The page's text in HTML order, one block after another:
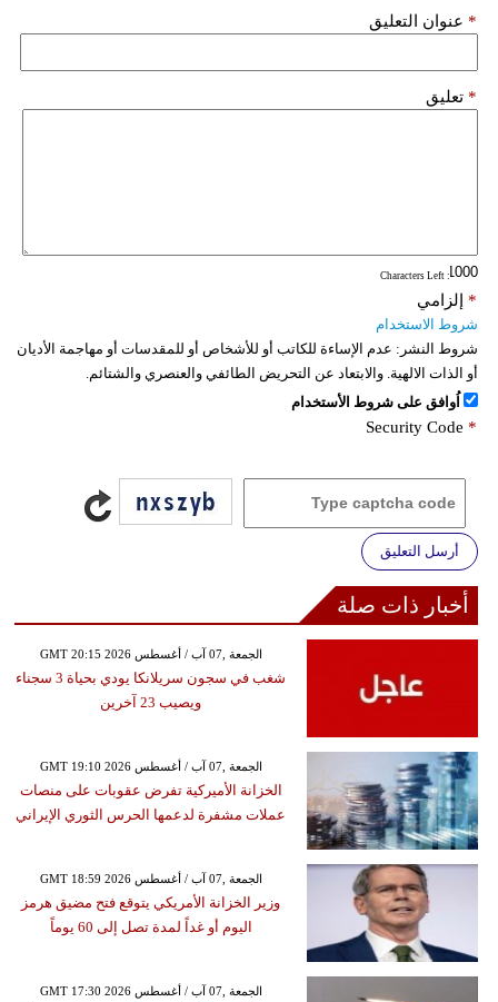
عنوان التعليق *
تعليق *
: Characters Left
إلزامي *
شروط الاستخدام
شروط النشر: عدم الإساءة للكاتب أو للأشخاص أو للمقدسات أو مهاجمة الأديان
أو الذات الالهية. والابتعاد عن التحريض الطائفي والعنصري والشتائم.
اُوافق على شروط الأستخدام
Security Code *
أرسل التعليق
أخبار ذات صلة
GMT 20:15 2026 الجمعة ,07 آب / أغسطس
شغب في سجون سريلانكا يودي بحياة 3 سجناء
ويصيب 23 آخرين
GMT 19:10 2026 الجمعة ,07 آب / أغسطس
الخزانة الأميركية تفرض عقوبات على منصات
عملات مشفرة لدعمها الحرس الثوري الإيراني
GMT 18:59 2026 الجمعة ,07 آب / أغسطس
وزير الخزانة الأمريكي يتوقع فتح مضيق هرمز
اليوم أو غداً لمدة تصل إلى 60 يوماً
GMT 17:30 2026 الجمعة ,07 آب / أغسطس